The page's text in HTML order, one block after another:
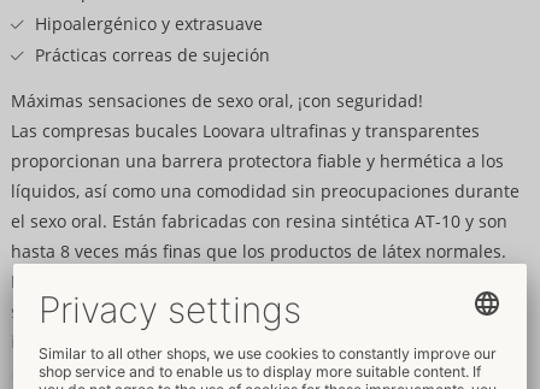
Hipoalergénico y extrasuave
Prácticas correas de sujeción
Máximas sensaciones de sexo oral, ¡con seguridad!
Las compresas bucales Loovara ultrafinas y transparentes
proporcionan una barrera protectora fiable y hermética a los
líquidos, así como una comodidad sin preocupaciones durante
el sexo oral. Están fabricadas con resina sintética AT-10 y son
hasta 8 veces más finas que los productos de látex normales.
Para una sensación natural sin comprometer la máxima
seguridad, ya que como producto médico reduce el riesgo de
infecciones de transmisión sexual si se utiliza correctamente.
Además, es inodoro, hipoalergénico y extrasuave, perfecto para